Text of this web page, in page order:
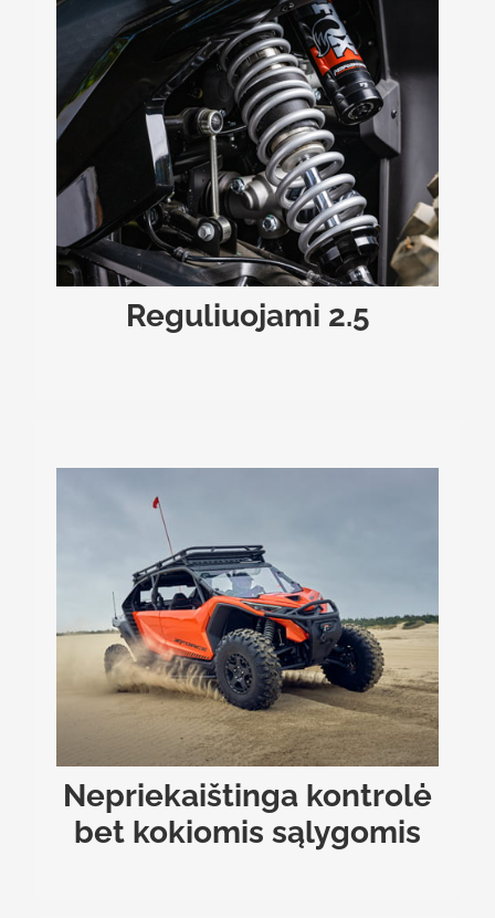
Reguliuojami 2.5
REGULIUOJAMI 2.5
Pažangi pakabos sistema su FOX® QSE dujiniais
amortizatoriais leidžia akimirksniu keisti važiavimo
charakterį. Naudodami vairo valdiklius, galite
rinktis
SOFT
,
MEDIUM
arba
FIRM
nustatymus, taip
pritaikydami pakabos kietumą prie kelio dangos ir
keleivių skaičiaus, užtikrinant maksimalų komfortą
ar sportinį tikslumą.
Nepriekaištinga kontrolė
bet kokiomis sąlygomis
NEPRIEKAIŠTINGA KONTROLĖ BET KOKIOMIS
SĄLYGOMIS
Elektrinis vairo stiprintuvas, turintis 4 skirtingus
galios režimus – Low, Mid, High ir Auto, – užtikrina
išskirtinį valdymo tikslumą ir neprilygstamą
vairavimo potyrį. Nesvarbu, manevruojate
siauruose takeliuose ar su vėjeliu skriejate atvirose
vietovėse, galite lengvai keisti vairo stiprintuvo
nustatymus, optimizuodami savo kelionių patirtį.